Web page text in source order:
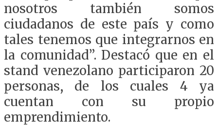
nosotros también somos
ciudadanos de este país y como
tales tenemos que integrarnos en
la comunidad”. Destacó que en el
stand venezolano participaron 20
personas, de los cuales 4 ya
cuentan con su propio
emprendimiento.